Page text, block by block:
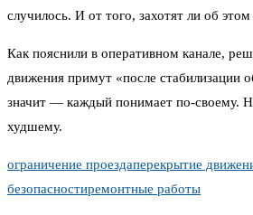
случилось. И от того, захотят ли об этом
Как пояснили в оперативном канале,
движения примут «после стабилизации
значит — каждый понимает по-своему.
худшему.
ограничение проездаперекрытие
безопасностиремонтные работы